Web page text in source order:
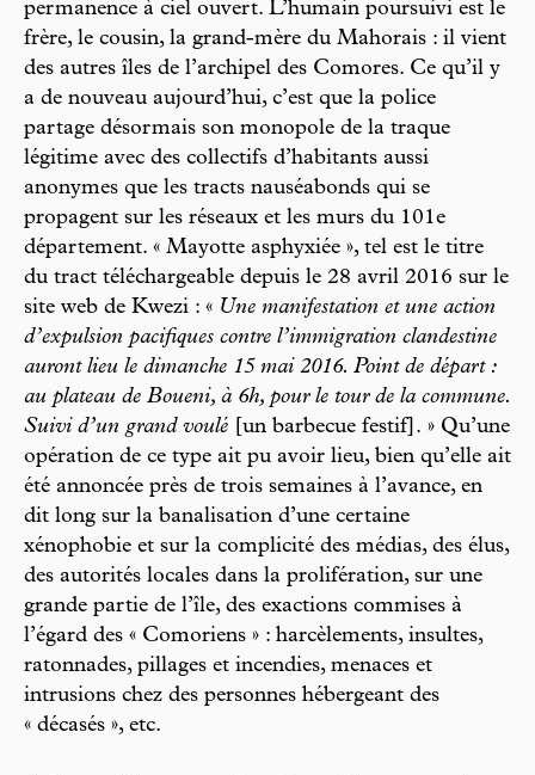
permanence à ciel ouvert. L’humain poursuivi est le
frère, le cousin, la grand-mère du Mahorais : il vient
des autres îles de l’archipel des Comores. Ce qu’il y
a de nouveau aujourd’hui, c’est que la police
partage désormais son monopole de la traque
légitime avec des collectifs d’habitants aussi
anonymes que les tracts nauséabonds qui se
propagent sur les réseaux et les murs du 101e
département. « Mayotte asphyxiée », tel est le titre
du tract téléchargeable depuis le 28 avril 2016 sur le
site web de Kwezi : « Une manifestation et une action
d’expulsion pacifiques contre l’immigration clandestine
auront lieu le dimanche 15 mai 2016. Point de départ :
au plateau de Boueni, à 6h, pour le tour de la commune.
Suivi d’un grand voulé [un barbecue festif]. » Qu’une
opération de ce type ait pu avoir lieu, bien qu’elle ait
été annoncée près de trois semaines à l’avance, en
dit long sur la banalisation d’une certaine
xénophobie et sur la complicité des médias, des élus,
des autorités locales dans la prolifération, sur une
grande partie de l’île, des exactions commises à
l’égard des « Comoriens » : harcèlements, insultes,
ratonnades, pillages et incendies, menaces et
intrusions chez des personnes hébergeant des
« décasés », etc.